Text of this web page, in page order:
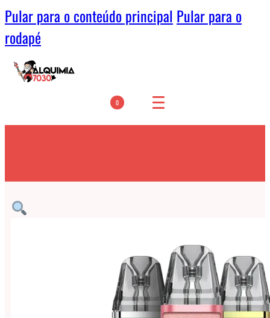
Pular para o conteúdo principal Pular para o
rodapé
0